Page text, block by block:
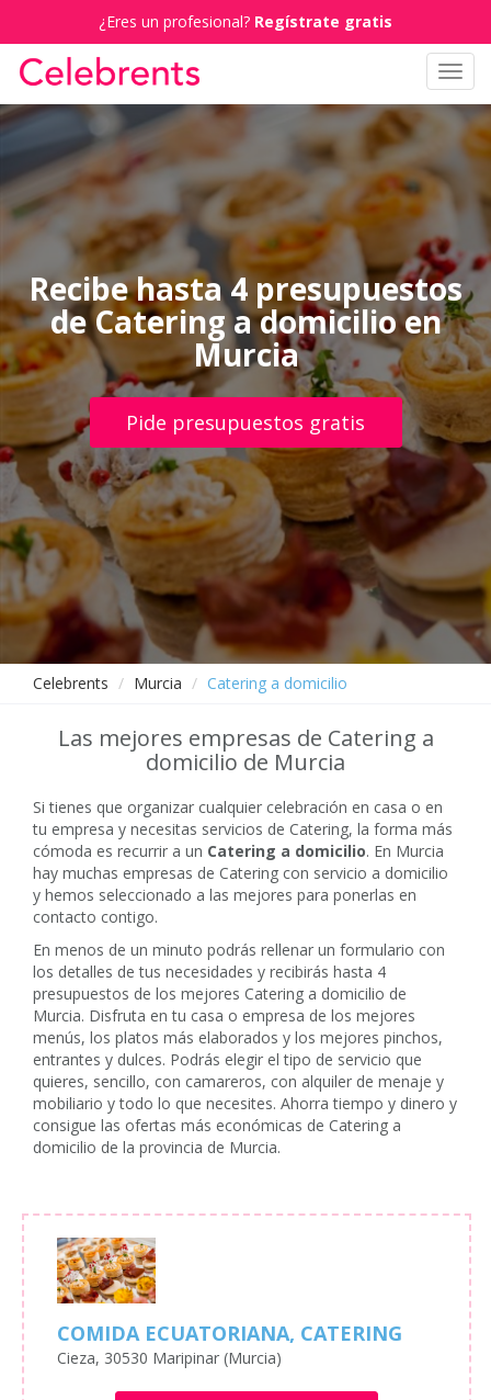
¿Eres un profesional? Regístrate gratis
Recibe hasta 4 presupuestos
de Catering a domicilio en
Murcia
Pide presupuestos gratis
Celebrents Murcia Catering a domicilio
Las mejores empresas de Catering a
domicilio de Murcia
Si tienes que organizar cualquier celebración en casa o en
tu empresa y necesitas servicios de Catering, la forma más
cómoda es recurrir a un Catering a domicilio. En Murcia
hay muchas empresas de Catering con servicio a domicilio
y hemos seleccionado a las mejores para ponerlas en
contacto contigo.
En menos de un minuto podrás rellenar un formulario con
los detalles de tus necesidades y recibirás hasta 4
presupuestos de los mejores Catering a domicilio de
Murcia. Disfruta en tu casa o empresa de los mejores
menús, los platos más elaborados y los mejores pinchos,
entrantes y dulces. Podrás elegir el tipo de servicio que
quieres, sencillo, con camareros, con alquiler de menaje y
mobiliario y todo lo que necesites. Ahorra tiempo y dinero y
consigue las ofertas más económicas de Catering a
domicilio de la provincia de Murcia.
COMIDA ECUATORIANA, CATERING
Cieza, 30530 Maripinar (Murcia)